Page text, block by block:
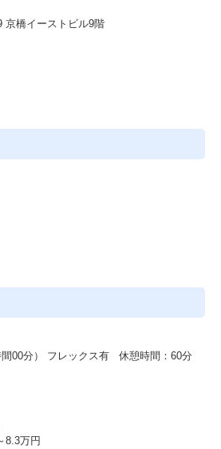
京橋イーストビル9階
00分） フレックス有 休憩時間：60分
8.3万円